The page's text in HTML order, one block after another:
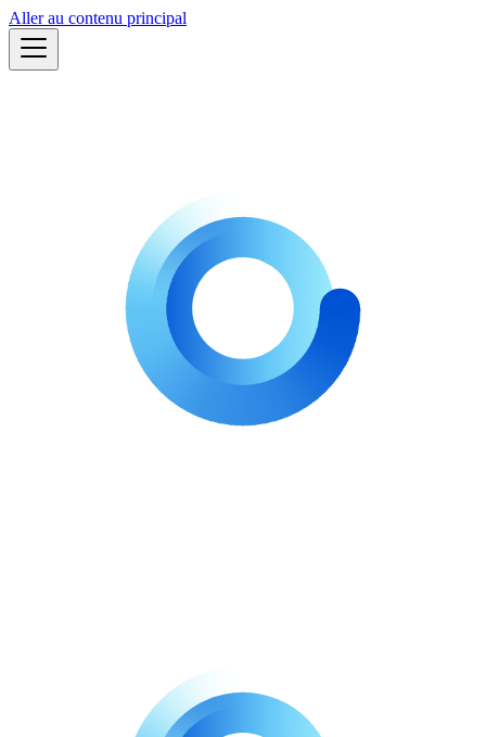
Aller au contenu principal